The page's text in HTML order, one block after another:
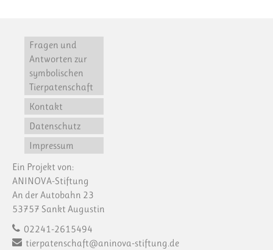
Fragen und
Antworten zur
symbolischen
Tierpatenschaft
Kontakt
Datenschutz
Impressum
Ein Projekt von:
ANINOVA-Stiftung
An der Autobahn 23
53757 Sankt Augustin
02241-2615494
tierpatenschaft@aninova-stiftung.de